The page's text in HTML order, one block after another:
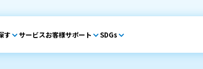
す サービスお客様サポート SDGs